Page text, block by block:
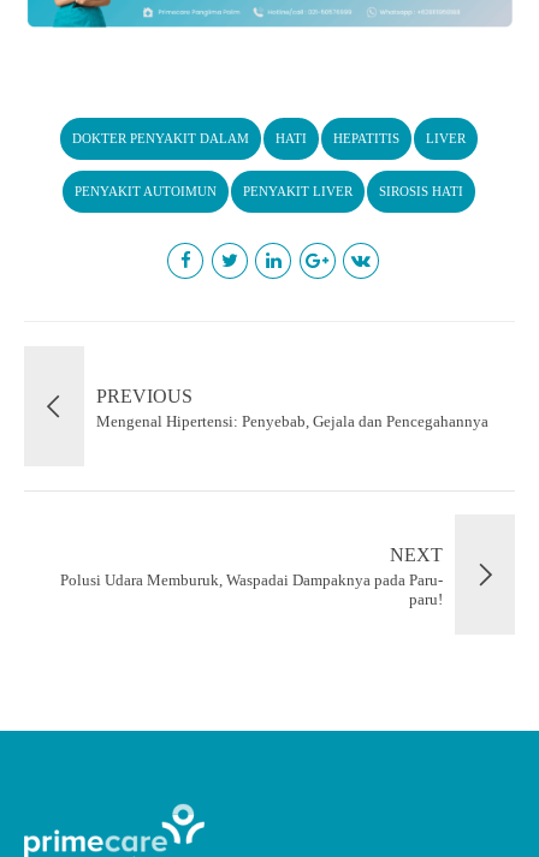
DOKTER PENYAKIT DALAM HATI HEPATITIS LIVER
PENYAKIT AUTOIMUN PENYAKIT LIVER SIROSIS HATI
PREVIOUS
Mengenal Hipertensi: Penyebab, Gejala dan Pencegahannya
NEXT
Polusi Udara Memburuk, Waspadai Dampaknya pada Paru-
paru!